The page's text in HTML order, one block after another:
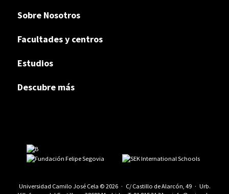
Sobre Nosotros
Facultades y centros
Estudios
Descubre más
Universidad Camilo José Cela © 2026 · C/ Castillo de Alarcón, 49 · Urb.